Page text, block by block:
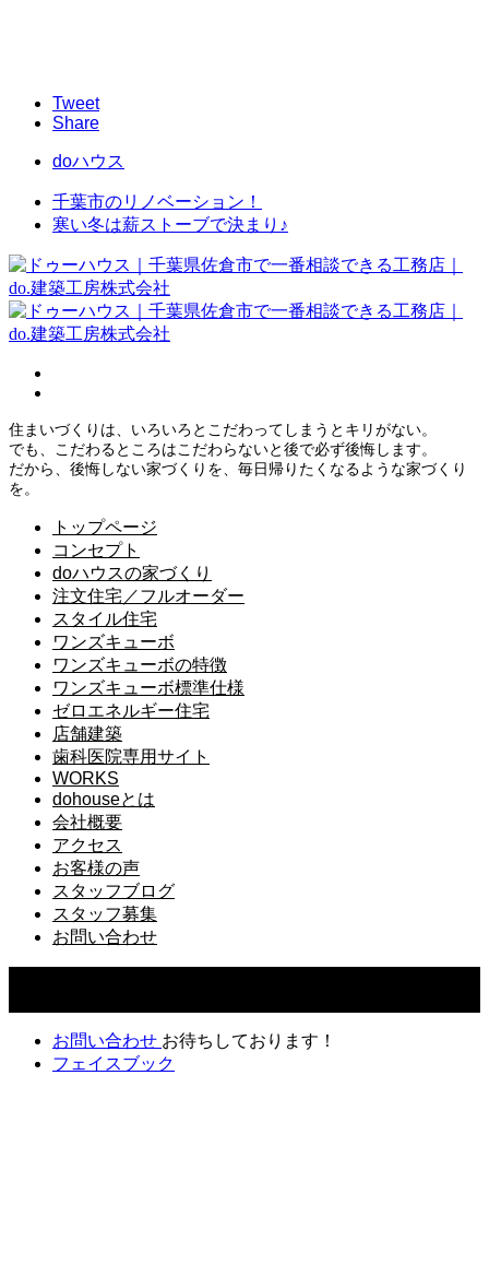
Tweet
Share
doハウス
千葉市のリノベーション！
寒い冬は薪ストーブで決まり♪
住まいづくりは、いろいろとこだわってしまうとキリがない。
でも、こだわるところはこだわらないと後で必ず後悔します。
だから、後悔しない家づくりを、毎日帰りたくなるような家づくり
を。
トップページ
コンセプト
doハウスの家づくり
注文住宅／フルオーダー
スタイル住宅
ワンズキューボ
ワンズキューボの特徴
ワンズキューボ標準仕様
ゼロエネルギー住宅
店舗建築
歯科医院専用サイト
WORKS
dohouseとは
会社概要
アクセス
お客様の声
スタッフブログ
スタッフ募集
お問い合わせ
お問い合わせ お待ちしております！
フェイスブック